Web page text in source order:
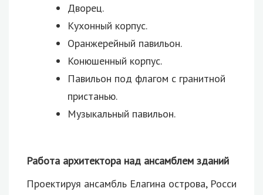
Дворец.
Кухонный корпус.
Оранжерейный павильон.
Конюшенный корпус.
Павильон под флагом с гранитной
пристанью.
Музыкальный павильон.
Работа архитектора над ансамблем зданий
Проектируя ансамбль Елагина острова, Росси